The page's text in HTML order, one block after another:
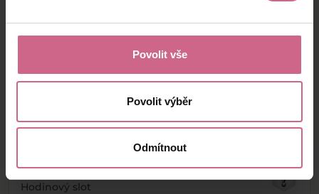
Povolit vše
Povolit výběr
Odmítnout
Registrovat se Vybrat slot
Podobné sloty
Multi Wild #987
Hodinový slot